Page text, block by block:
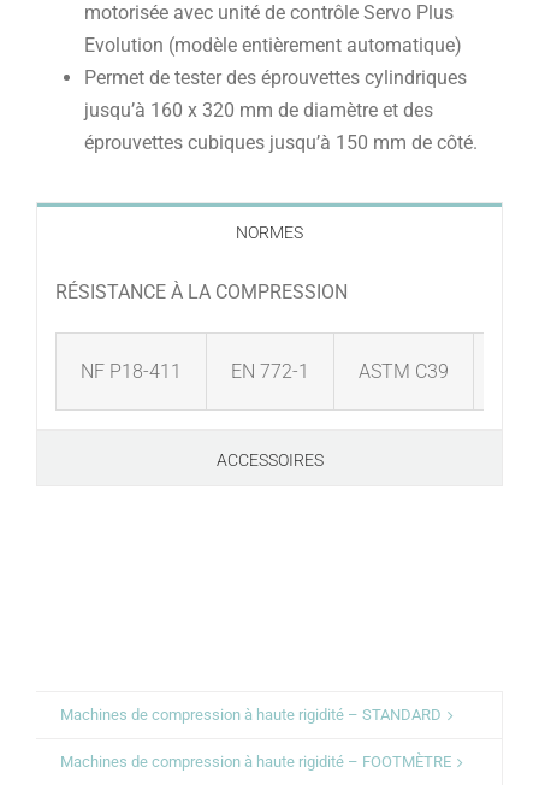
motorisée avec unité de contrôle Servo Plus
Evolution (modèle entièrement automatique)
Permet de tester des éprouvettes cylindriques
jusqu’à 160 x 320 mm de diamètre et des
éprouvettes cubiques jusqu’à 150 mm de côté.
NORMES
RÉSISTANCE À LA COMPRESSION
NF P18-411 EN 772-1 ASTM C39
ACCESSOIRES
Machines de compression à haute rigidité – STANDARD
Machines de compression à haute rigidité – FOOTMÈTRE